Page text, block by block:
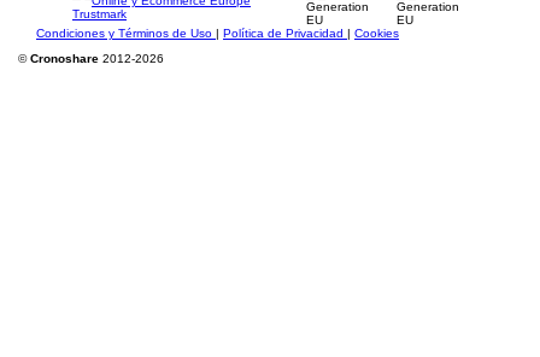
Condiciones y Términos de Uso | Política de Privacidad | Cookies
©Cronoshare 2012-2026